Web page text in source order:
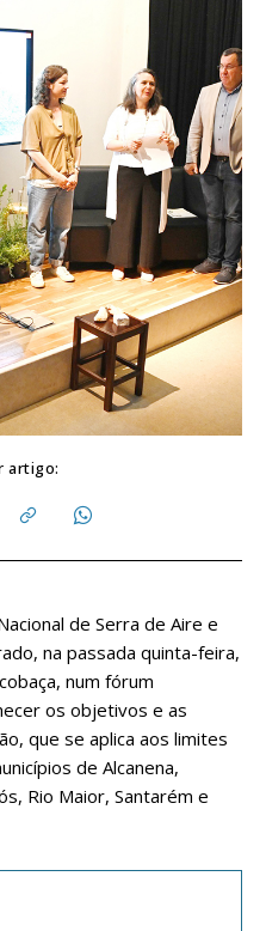
artigo:
de Serra de Aire e
na passada quinta-feira,
num fórum
os objetivos e as
que se aplica aos limites
de Alcanena,
Rio Maior, Santarém e